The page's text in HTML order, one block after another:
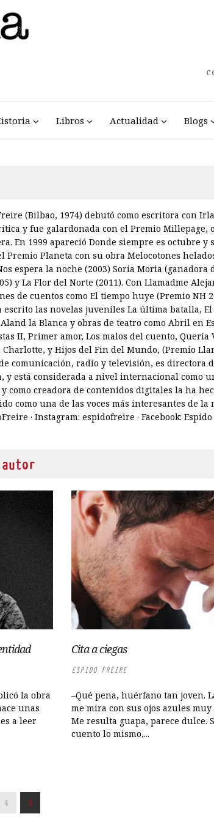
Libros Actualidad Blogs
(Bilbao, 1974) debutó como escritora con
y fue galardonada con el Premio
En 1999 apareció Donde siempre es octubre
Premio Planeta con su obra Melocotones
espera la noche (2003) Soria Moria
y La Flor del Norte (2011). Con Llamadme
de cuentos como El tiempo huye (Premio NH
escrito las novelas juveniles La última batalla,
la Blanca y obras de teatro como Abril en
II, Primer amor, Los malos del cuento, Quería
Charlotte, y Hijos del Fin del Mundo, (Premio
comunicación, radio y televisión, es directora
y está considerada a nivel internacional como
y como creadora de contenidos digitales la ha
como una de las voces más interesantes de
· Instagram: espidofreire · Facebook:
la obra
unas
a leer
Cita a ciegas
ESPIDO FREIRE
–Qué pena, huérfano tan joven.
me mira con sus ojos azules muy
Me resulta guapa, parece dulce.
cuento lo mismo,...
4 5